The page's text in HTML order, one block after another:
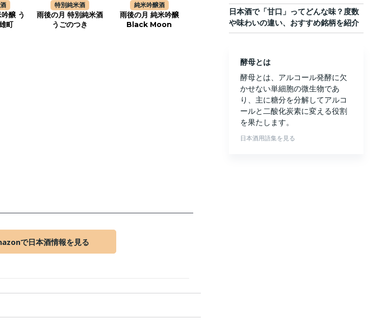
醸 う
町
特別純米酒
雨後の月 特別純米酒
うごのつき
純米吟醸酒
雨後の月 純米吟醸
Black Moon
で日本酒情報を見る
日本酒で「甘口」ってどんな味？度数
や味わいの違い、おすすめ銘柄を紹介
酵母とは
酵母とは、アルコール発酵に欠
かせない単細胞の微生物であ
り、主に糖分を分解してアルコ
ールと二酸化炭素に変える役割
を果たします。
日本酒用語集を見る